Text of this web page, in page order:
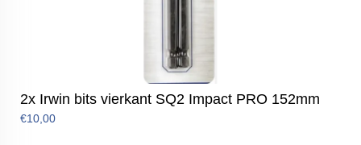
2x Irwin bits vierkant SQ2 Impact PRO 152mm
€10,00